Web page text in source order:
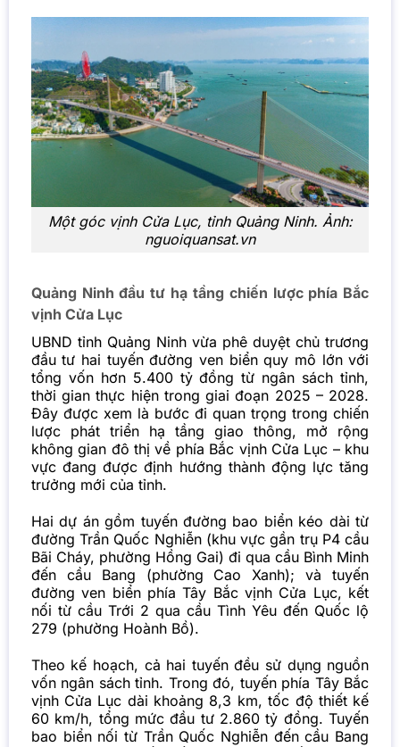
Một góc vịnh Cửa Lục, tỉnh Quảng Ninh. Ảnh:
nguoiquansat.vn
Quảng Ninh đầu tư hạ tầng chiến lược phía Bắc
vịnh Cửa Lục
UBND tỉnh Quảng Ninh vừa phê duyệt chủ trương
đầu tư hai tuyến đường ven biển quy mô lớn với
tổng vốn hơn 5.400 tỷ đồng từ ngân sách tỉnh,
thời gian thực hiện trong giai đoạn 2025 – 2028.
Đây được xem là bước đi quan trọng trong chiến
lược phát triển hạ tầng giao thông, mở rộng
không gian đô thị về phía Bắc vịnh Cửa Lục – khu
vực đang được định hướng thành động lực tăng
trưởng mới của tỉnh.
Hai dự án gồm tuyến đường bao biển kéo dài từ
đường Trần Quốc Nghiễn (khu vực gần trụ P4 cầu
Bãi Cháy, phường Hồng Gai) đi qua cầu Bình Minh
đến cầu Bang (phường Cao Xanh); và tuyến
đường ven biển phía Tây Bắc vịnh Cửa Lục, kết
nối từ cầu Trới 2 qua cầu Tình Yêu đến Quốc lộ
279 (phường Hoành Bồ).
Theo kế hoạch, cả hai tuyến đều sử dụng nguồn
vốn ngân sách tỉnh. Trong đó, tuyến phía Tây Bắc
vịnh Cửa Lục dài khoảng 8,3 km, tốc độ thiết kế
60 km/h, tổng mức đầu tư 2.860 tỷ đồng. Tuyến
bao biển nối từ Trần Quốc Nghiễn đến cầu Bang